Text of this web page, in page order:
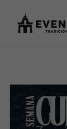
TU PEDIDO